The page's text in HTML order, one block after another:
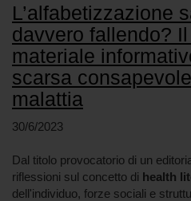
L’alfabetizzazione
davvero fallendo?
materiale
scarsa
malattia
30/6/2023
Dal titolo provocatorio di un
riflessioni sul concetto di health
dell'individuo, forze sociali e